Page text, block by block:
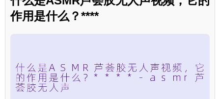
作用是什么？****